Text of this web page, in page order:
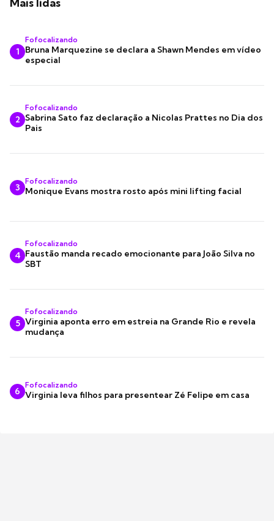
1
Fofocalizando
Bruna Marquezine se declara a Shawn Mendes em vídeo
especial
2
Fofocalizando
Sabrina Sato faz declaração a Nicolas Prattes no Dia dos
Pais
3
Fofocalizando
Monique Evans mostra rosto após mini lifting facial
4
Fofocalizando
Faustão manda recado emocionante para João Silva no
SBT
5
Fofocalizando
Virginia aponta erro em estreia na Grande Rio e revela
mudança
6
Fofocalizando
Virginia leva filhos para presentear Zé Felipe em casa